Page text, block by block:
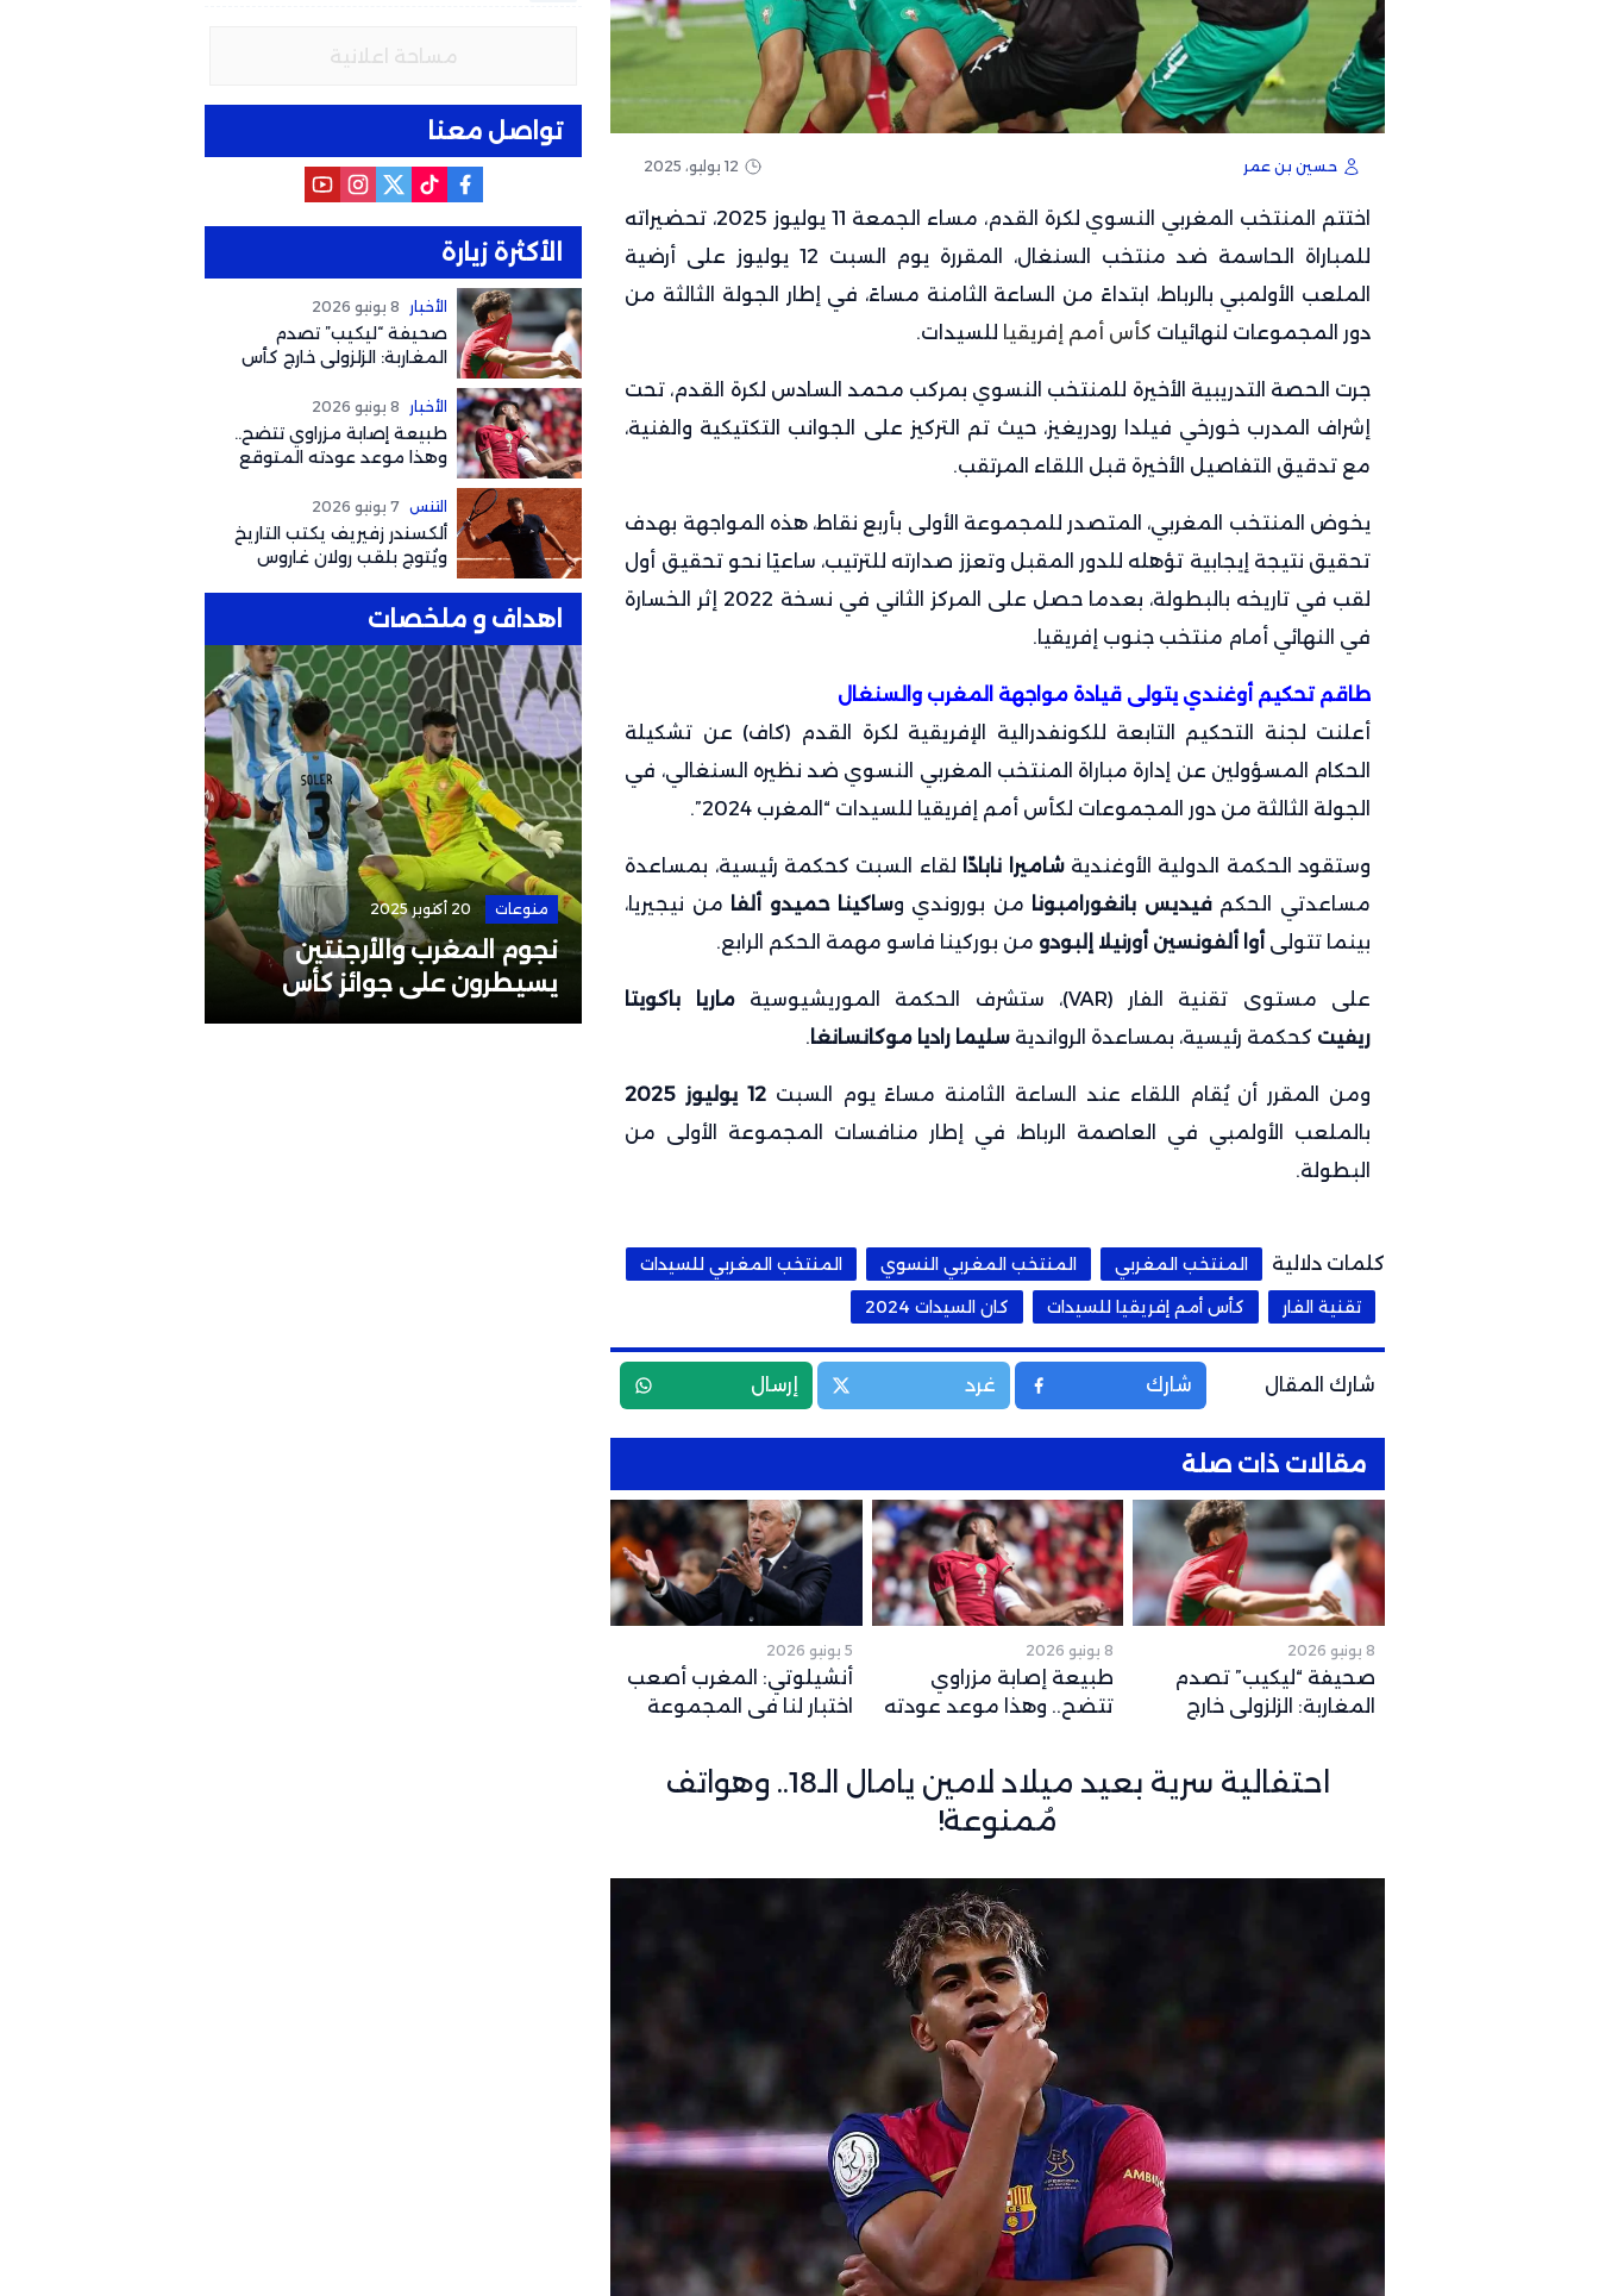
حسين بن عمر 12 يوليو، 2025
اختتم المنتخب المغربي النسوي لكرة القدم، مساء الجمعة 11 يوليوز 2025، تحضيراته
للمباراة الحاسمة ضد منتخب السنغال، المقررة يوم السبت 12 يوليوز على أرضية
الملعب الأولمبي بالرباط، ابتداءً من الساعة الثامنة مساءً، في إطار الجولة الثالثة من
دور المجموعات لنهائيات كأس أمم إفريقيا للسيدات.
جرت الحصة التدريبية الأخيرة للمنتخب النسوي بمركب محمد السادس لكرة القدم، تحت
إشراف المدرب خورخي فيلدا رودريغيز، حيث تم التركيز على الجوانب التكتيكية والفنية،
مع تدقيق التفاصيل الأخيرة قبل اللقاء المرتقب.
يخوض المنتخب المغربي، المتصدر للمجموعة الأولى بأربع نقاط، هذه المواجهة بهدف
تحقيق نتيجة إيجابية تؤهله للدور المقبل وتعزز صدارته للترتيب، ساعيًا نحو تحقيق أول
لقب في تاريخه بالبطولة، بعدما حصل على المركز الثاني في نسخة 2022 إثر الخسارة
في النهائي أمام منتخب جنوب إفريقيا.
طاقم تحكيم أوغندي يتولى قيادة مواجهة المغرب والسنغال
أعلنت لجنة التحكيم التابعة للكونفدرالية الإفريقية لكرة القدم (كاف) عن تشكيلة
الحكام المسؤولين عن إدارة مباراة المنتخب المغربي النسوي ضد نظيره السنغالي، في
الجولة الثالثة من دور المجموعات لكأس أمم إفريقيا للسيدات “المغرب 2024”.
وستقود الحكمة الدولية الأوغنديةشاميرا نابادّا لقاء السبت كحكمة رئيسية، بمساعدة
مساعدتي الحكمفيديس بانغورامبونا من بوروندي وساكينا حميدو ألفا من نيجيريا،
بينما تتولى أوا ألفونسين أورنيلا إلبودو من بوركينا فاسو مهمة الحكم الرابع.
على مستوى تقنية الفار (VAR)، ستشرف الحكمة الموريشيوسية
ماريا باكويتا
ريفيت كحكمة رئيسية، بمساعدة الرواندية سليما راديا موكانسانغا .
ومن المقرر أن يُقام اللقاء عند الساعة الثامنة مساءً يوم السبت12 يوليوز 2025
بالملعب الأولمبي في العاصمة الرباط، في إطار منافسات المجموعة الأولى من
البطولة.
كلمات دلالية المنتخب المغربي المنتخب المغربي النسوي
المنتخب المغربي للسيدات
تقنية الفار
كأس أمم إفريقيا للسيدات كان السيدات 2024
شارك المقال شارك غرد إرسال
مقالات ذات صلة
8 يونيو 2026
صحيفة “ليكيب” تصدم
المغاربة: الزلزولي خارج
يصل لهذا التوقيت
8 يونيو 2026
طبيعة إصابة مزراوي
تتضح.. وهذا موعد عودته
5 يونيو 2026
أنشيلوتي: المغرب أصعب
اختبار لنا في المجموعة
احتفالية سرية بعيد ميلاد لامين يامال الـ18.. وهواتف
مُمنوعة!
مساحة اعلانية
تواصل معنا
الأكثرة زيارة
الأخبار 8 يونيو 2026
صحيفة “ليكيب” تصدم
المغاربة: الزلزولي خارج كأس
لهذا التوقيت
الأخبار 8 يونيو 2026
طبيعة إصابة مزراوي تتضح..
وهذا موعد عودته المتوقع
التنس 7 يونيو 2026
ألكسندر زفيريف يكتب التاريخ
ويُتوج بلقب رولان غاروس
اهداف و ملخصات
منوعات 20 أكتوبر 2025
نجوم المغرب والأرجنتين
يسيطرون على جوائز كأس
العالم تحت 20 سنة
من هنا وهناك 28 سبتمبر 2025
نشيد ريال مدريد “هلا مدريد”:
وكلمات أغنية ريال مدريد
بالعربية والإسبانية